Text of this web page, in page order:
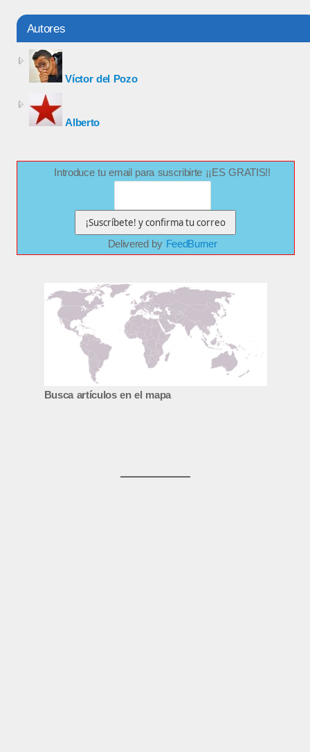
Autores
Víctor del Pozo
Alberto
Introduce tu email para suscribirte ¡¡ES GRATIS!!
Delivered by FeedBurner
Busca artículos en el mapa